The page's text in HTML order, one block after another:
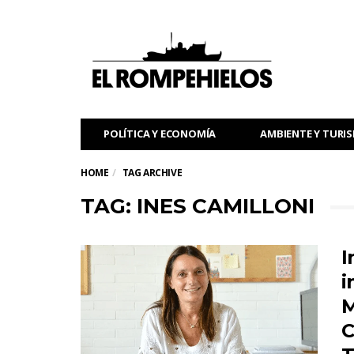
POLÍTICA Y ECONOMÍA AMBIENTE Y
HOME TAG ARCHIVE
TAG: INES CAMILLONI